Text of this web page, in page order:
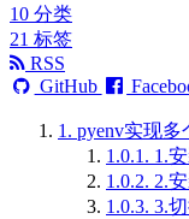
10 分类
21 标签
RSS
GitHub
1. pyenv实现多
1.0.1. 1.
1.0.2. 2.
1.0.3. 3.